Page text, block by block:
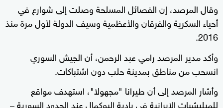
وقال المرصد، إن الفصائل المسلحة وصلت إلى شوارع في
أحياء السكرية والفرقان والأعظمية وسيف الدولة لأول مرة منذ
2016.
وأكد مدير المرصد رامي عبد الرحمن، أن الجيش السوري
انسحب من مناطق بمدينة حلب دون اشتباكات.
وأشار المرصد إلى أن طيرانا "مجهولا"، استهدف مواقع
للميليشيات الإيرانية في بادية البوكمال عند الحدود السورية –